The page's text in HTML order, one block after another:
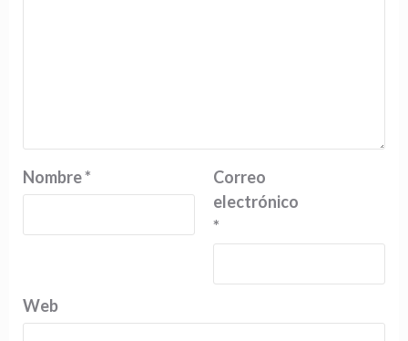
Nombre*
Correo
electrónico
*
Web